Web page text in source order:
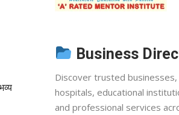
Business
Discover trusted businesses,
hospitals, educational
and professional services